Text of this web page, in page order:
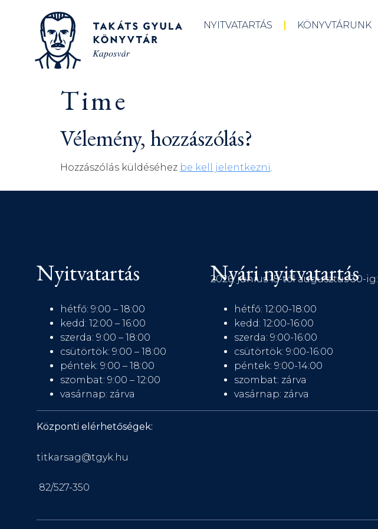
NYITVATARTÁS KÖNYVTÁRUNK
Time
Vélemény, hozzászólás?
Hozzászólás küldéséhez be kell jelentkezni.
Nyitvatartás
hétfő: 9:00 – 18:00
kedd: 12:00 – 16:00
szerda: 9:00 – 18:00
csütörtök: 9:00 – 18:00
péntek: 9:00 – 18:00
szombat: 9:00 – 12:00
vasárnap: zárva
Nyári nyitvatartás
2026. június 15-től augusztus 30-ig:
hétfő: 12:00-18:00
kedd: 12:00-16:00
szerda: 9:00-16:00
csütörtök: 9:00-16:00
péntek: 9:00-14:00
szombat: zárva
vasárnap: zárva
Központi elérhetőségek:
titkarsag@tgyk.hu
82/527-350